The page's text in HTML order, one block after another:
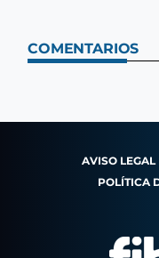
COMENTARIOS
AVISO LEGAL
POLÍTICA